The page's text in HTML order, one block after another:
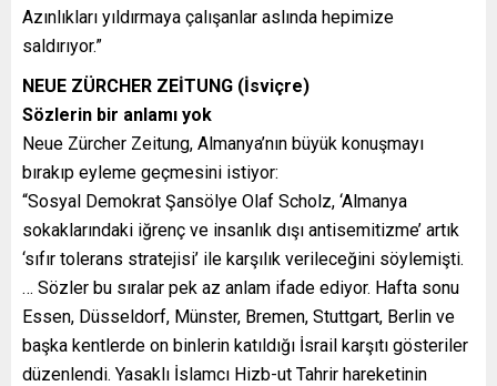
Azınlıkları yıldırmaya çalışanlar aslında hepimize
saldırıyor.”
NEUE ZÜRCHER ZEİTUNG (İsviçre)
Sözlerin bir anlamı yok
Neue Zürcher Zeitung, Almanya’nın büyük konuşmayı
bırakıp eyleme geçmesini istiyor:
“Sosyal Demokrat Şansölye Olaf Scholz, ‘Almanya
sokaklarındaki iğrenç ve insanlık dışı antisemitizme’ artık
‘sıfır tolerans stratejisi’ ile karşılık verileceğini söylemişti.
… Sözler bu sıralar pek az anlam ifade ediyor. Hafta sonu
Essen, Düsseldorf, Münster, Bremen, Stuttgart, Berlin ve
başka kentlerde on binlerin katıldığı İsrail karşıtı gösteriler
düzenlendi. Yasaklı İslamcı Hizb-ut Tahrir hareketinin